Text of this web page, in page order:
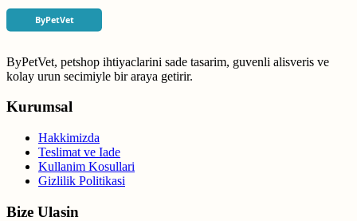
ByPetVet, petshop ihtiyaclarini sade tasarim, guvenli alisveris ve
kolay urun secimiyle bir araya getirir.
Kurumsal
Hakkimizda
Teslimat ve Iade
Kullanim Kosullari
Gizlilik Politikasi
Bize Ulasin